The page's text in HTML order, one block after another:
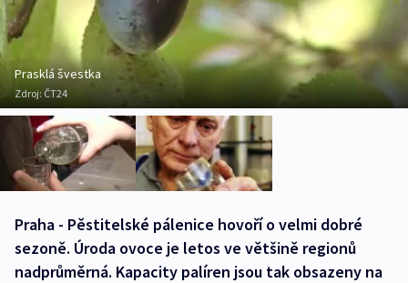
Prasklá švestka
Zdroj: ČT24
Praha - Pěstitelské pálenice hovoří o velmi dobré
sezoně. Úroda ovoce je letos ve většině regionů
nadprůměrná. Kapacity palíren jsou tak obsazeny na